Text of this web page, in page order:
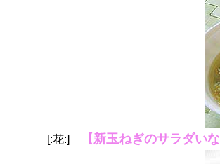
[:花:] 【新玉ねぎのサラダい